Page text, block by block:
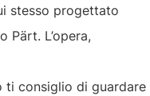
stesso progettato
Pärt. L’opera,
ti consiglio di guardare